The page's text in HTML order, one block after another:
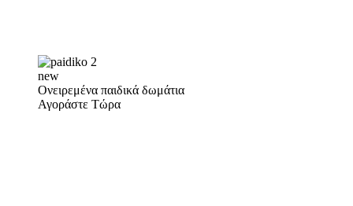
new
Ονειρεμένα παιδικά δωμάτια
Αγοράστε Τώρα